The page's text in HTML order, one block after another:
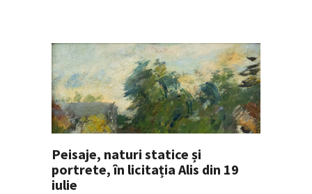
Peisaje, naturi statice și
portrete, în licitația Alis din 19
iulie